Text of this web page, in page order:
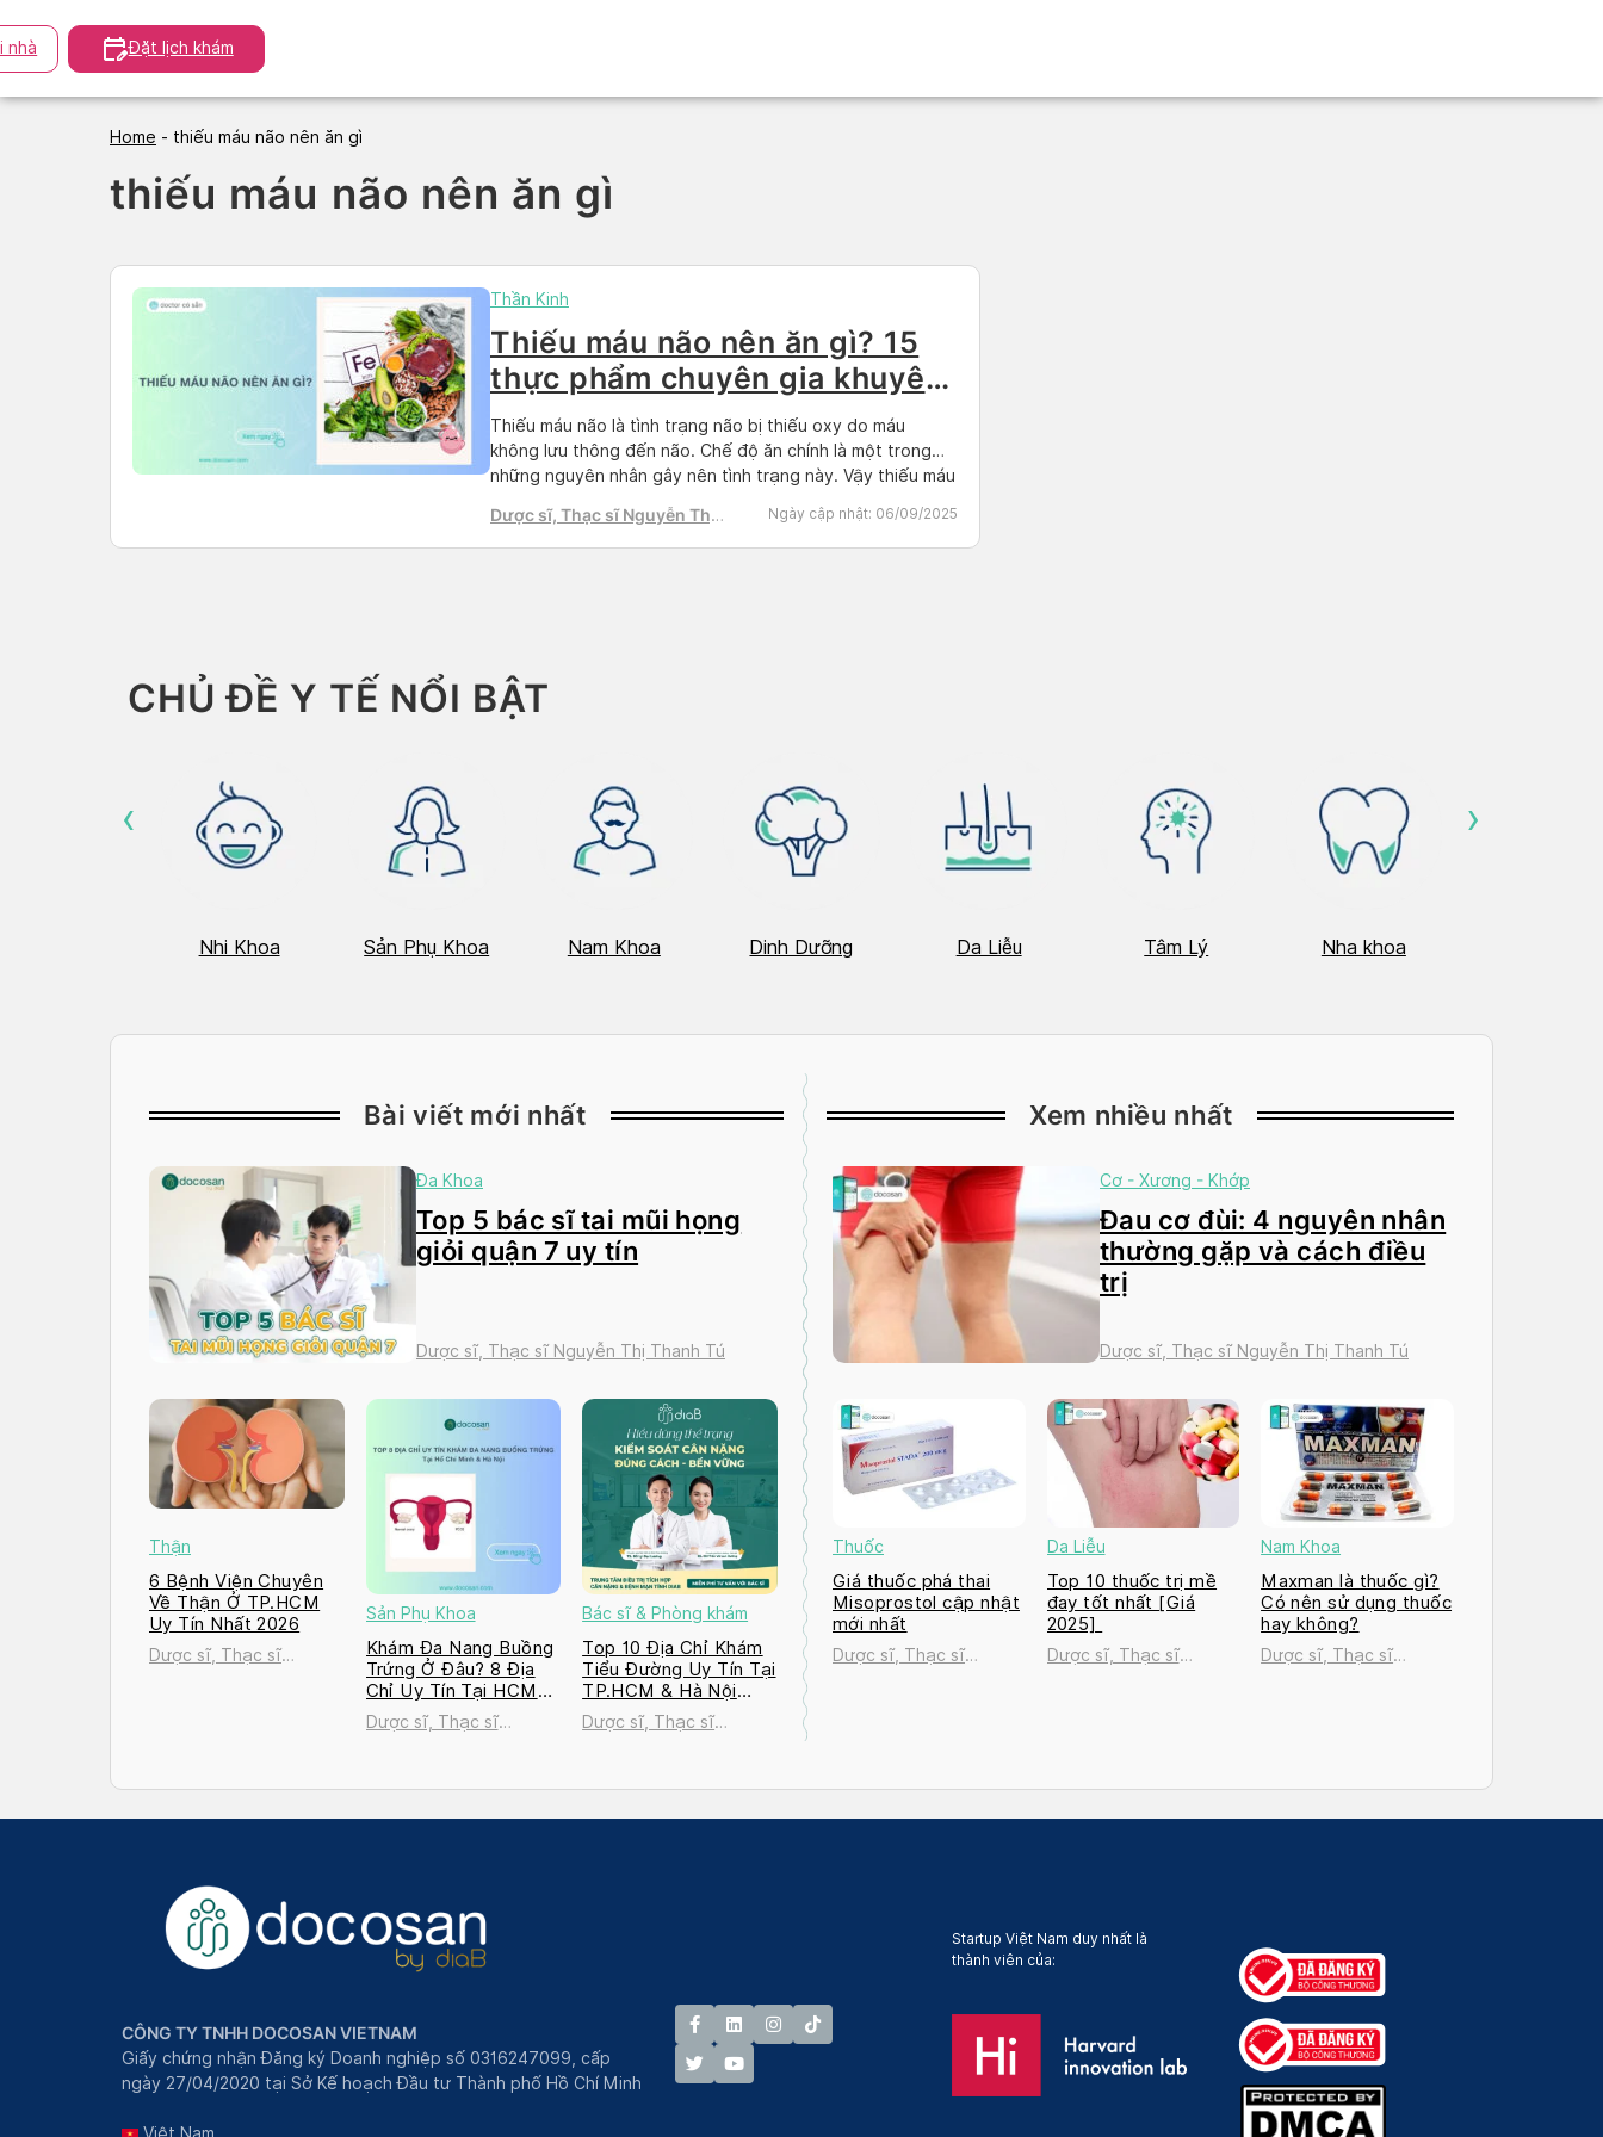
to
content
nhà Đặt lịch khám
Home - thiếu máu não nên ăn gì
thiếu máu não nên ăn gì
Thần Kinh
Thiếu máu não nên ăn gì? 15
thực phẩm chuyên gia khuyên
dùng
Thiếu máu não là tình trạng não bị thiếu oxy do máu
không lưu thông đến não. Chế độ ăn chính là một trong
những nguyên nhân gây nên tình trạng này. Vậy thiếu máu
phẩm người thiếu máu não nên ăn […]
Dược sĩ, Thạc sĩ Nguyễn Thị
Ngày cập nhật: 06/09/2025
CHỦ ĐỀ Y TẾ NỔI BẬT
Nhi Khoa Sản Phụ Khoa Nam Khoa Dinh Dưỡng Da Liễu Tâm Lý Nha khoa
‹ ›
Bài viết mới nhất
Đa Khoa
Top 5 bác sĩ tai mũi họng
giỏi quận 7 uy tín
Dược sĩ, Thạc sĩ Nguyễn Thị Thanh Tú
Thận
6 Bệnh Viện Chuyên
Về Thận Ở TP.HCM
Uy Tín Nhất 2026
Dược sĩ, Thạc sĩ
Sản Phụ Khoa
Khám Đa Nang Buồng
Trứng Ở Đâu? 8 Địa
Chỉ Uy Tín Tại HCM
và Hà Nội 2026
Dược sĩ, Thạc sĩ
Bác sĩ & Phòng khám
Top 10 Địa Chỉ Khám
Tiểu Đường Uy Tín Tại
TP.HCM & Hà Nội
2026
Dược sĩ, Thạc sĩ
Xem nhiều nhất
Cơ - Xương - Khớp
Đau cơ đùi: 4 nguyên nhân
thường gặp và cách điều
trị
Dược sĩ, Thạc sĩ Nguyễn Thị Thanh Tú
Thuốc
Giá thuốc phá thai
Misoprostol cập nhật
mới nhất
Dược sĩ, Thạc sĩ
Da Liễu
Top 10 thuốc trị mề
đay tốt nhất [Giá
2025]
Dược sĩ, Thạc sĩ
Nam Khoa
Maxman là thuốc gì?
Có nên sử dụng thuốc
hay không?
Dược sĩ, Thạc sĩ
CÔNG TY TNHH DOCOSAN VIETNAM
Giấy chứng nhận Đăng ký Doanh nghiệp số 0316247099, cấp
ngày 27/04/2020 tại Sở Kế hoạch Đầu tư Thành phố Hồ Chí Minh
Startup Việt Nam duy nhất là
thành viên của: